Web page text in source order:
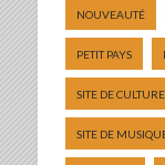
NOUVEAUTÉ
PETIT PAYS
SITE DE
SITE DE